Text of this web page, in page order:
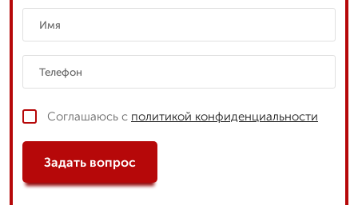
Соглашаюсь с политикой конфиденциальности
Задать вопрос